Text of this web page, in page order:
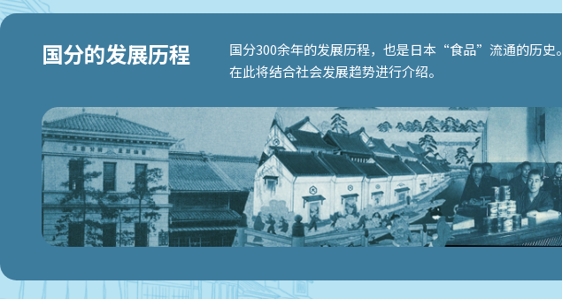
国分的发展历程
国分300余年的发展历程，也是日本“食品”流通的历史。
在此将结合社会发展趋势进行介绍。